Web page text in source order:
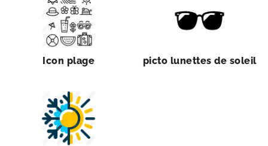
Icon plage picto lunettes de soleil